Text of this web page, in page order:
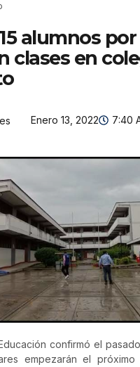
alumnos
clases en
Enero 13, 2022 7:40
confirmó el
empezarán el